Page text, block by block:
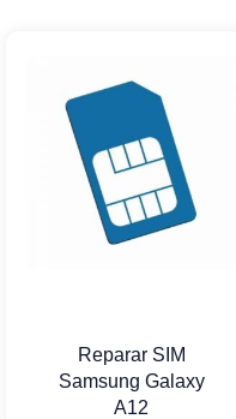
Reparar SIM
Samsung Galaxy
A12